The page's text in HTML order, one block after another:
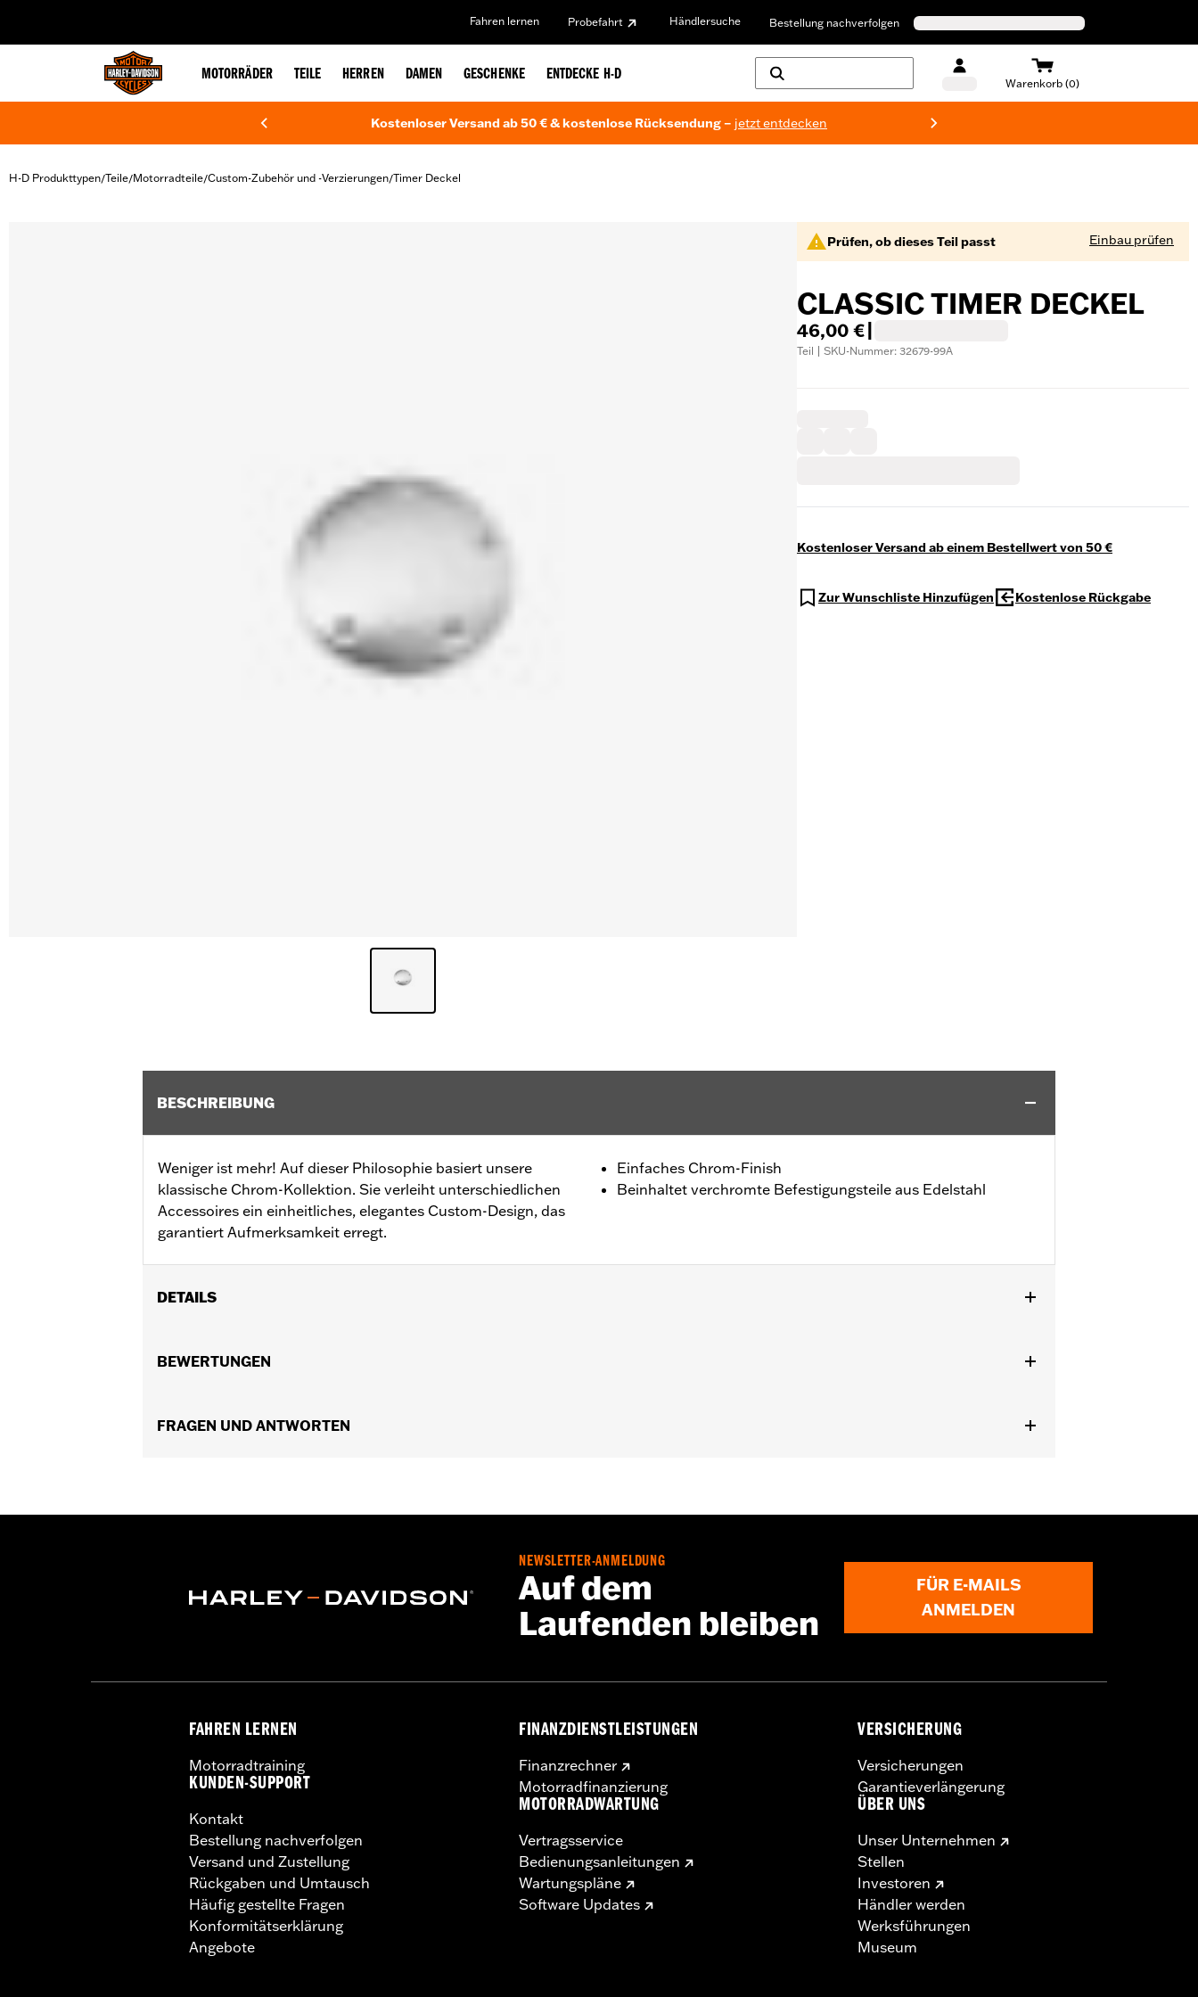
Fahren lernen Probefahrt Händlersuche Bestellung nachverfolgen
MOTORRÄDER TEILE HERREN DAMEN GESCHENKE ENTDECKE H-D
Warenkorb (0)
Kostenloser Versand ab 50 € & kostenlose Rücksendung – jetzt entdecken
H-D Produkttypen/Teile/Motorradteile/Custom-Zubehör und -Verzierungen/Timer Deckel
Prüfen, ob dieses Teil passt Einbau prüfen
CLASSIC TIMER DECKEL
46,00 €
Teil | SKU-Nummer: 32679-99A
Kostenloser Versand ab einem Bestellwert von 50 €
Zur Wunschliste Hinzufügen Kostenlose Rückgabe
BESCHREIBUNG
Weniger ist mehr! Auf dieser Philosophie basiert unsere
klassische Chrom-Kollektion. Sie verleiht unterschiedlichen
Accessoires ein einheitliches, elegantes Custom-Design, das
garantiert Aufmerksamkeit erregt.
Einfaches Chrom-Finish
Beinhaltet verchromte Befestigungsteile aus Edelstahl
DETAILS
Installationsanleitung
NOTIZEN:Für den Aus- und Einbau von Motorabdeckungen müssen möglicherweise neue Dichtungen gekauft werden. Wende Dich für
BEWERTUNGEN
FRAGEN UND ANTWORTEN
NEWSLETTER-ANMELDUNG
Auf dem
Laufenden bleiben
FÜR E-MAILS
ANMELDEN
FAHREN LERNEN
Motorradtraining
KUNDEN-SUPPORT
Kontakt
Bestellung nachverfolgen
Versand und Zustellung
Rückgaben und Umtausch
Häufig gestellte Fragen
Konformitätserklärung
Angebote
FINANZDIENSTLEISTUNGEN
Finanzrechner
Motorradfinanzierung
MOTORRADWARTUNG
Vertragsservice
Bedienungsanleitungen
Wartungspläne
Software Updates
VERSICHERUNG
Versicherungen
Garantieverlängerung
ÜBER UNS
Unser Unternehmen
Stellen
Investoren
Händler werden
Werksführungen
Museum